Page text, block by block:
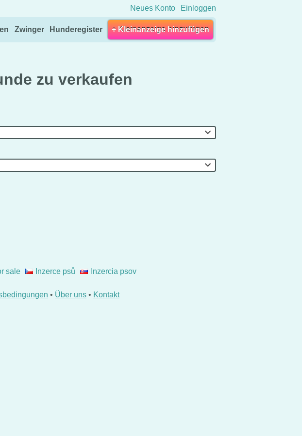
Neues Konto Einloggen
Zwinger Hunderegister + Kleinanzeige hinzufügen
zu verkaufen
sale Inzerce psů
Inzercia psov
• Über uns • Kontakt